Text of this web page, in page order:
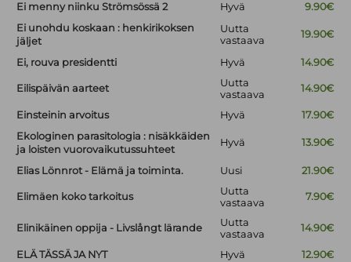
Ei menny niinku Strömsössä 2
Hyvä
9.90€
Ei unohdu koskaan : henkirikoksen
jäljet
Uutta
vastaava
19.90€
Ei, rouva presidentti Hyvä 14.90€
Eilispäivän aarteet
Uutta
vastaava
14.90€
Einsteinin arvoitus Hyvä
17.90€
Ekologinen parasitologia : nisäkkäiden
ja loisten vuorovaikutussuhteet
Hyvä 13.90€
Elias Lönnrot - Elämä ja toiminta. Uusi 21.90€
Elimäen koko tarkoitus
Uutta
vastaava
7.90€
Elinikäinen oppija - Livslångt lärande
Uutta
vastaava
14.90€
ELÄ TÄSSÄ JA NYT Hyvä
12.90€